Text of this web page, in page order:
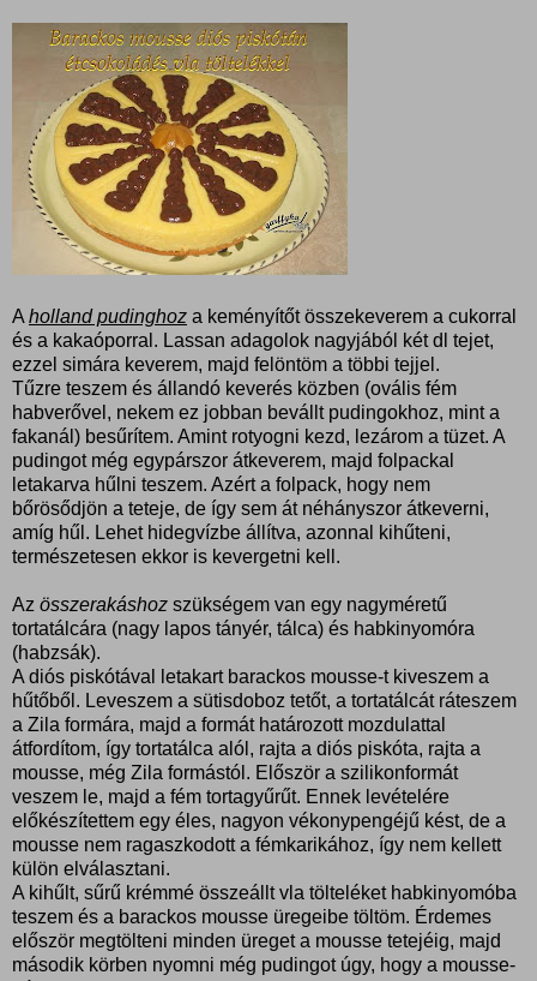
A holland pudinghoz a keményítőt összekeverem a cukorral
és a kakaóporral. Lassan adagolok nagyjából két dl tejet,
ezzel simára keverem, majd felöntöm a többi tejjel.
Tűzre teszem és állandó keverés közben (ovális fém
habverővel, nekem ez jobban bevállt pudingokhoz, mint a
fakanál) besűrítem. Amint rotyogni kezd, lezárom a tüzet. A
pudingot még egypárszor átkeverem, majd folpackal
letakarva hűlni teszem. Azért a folpack, hogy nem
bőrösődjön a teteje, de így sem át néhányszor átkeverni,
amíg hűl. Lehet hidegvízbe állítva, azonnal kihűteni,
természetesen ekkor is kevergetni kell.
Az összerakáshoz szükségem van egy nagyméretű
tortatálcára (nagy lapos tányér, tálca) és habkinyomóra
(habzsák).
A diós piskótával letakart barackos mousse-t kiveszem a
hűtőből. Leveszem a sütisdoboz tetőt, a tortatálcát ráteszem
a Zila formára, majd a formát határozott mozdulattal
átfordítom, így tortatálca alól, rajta a diós piskóta, rajta a
mousse, még Zila formástól. Először a szilikonformát
veszem le, majd a fém tortagyűrűt. Ennek levételére
előkészítettem egy éles, nagyon vékonypengéjű kést, de a
mousse nem ragaszkodott a fémkarikához, így nem kellett
külön elválasztani.
A kihűlt, sűrű krémmé összeállt vla tölteléket habkinyomóba
teszem és a barackos mousse üregeibe töltöm. Érdemes
először megtölteni minden üreget a mousse tetejéig, majd
második körben nyomni még pudingot úgy, hogy a mousse-